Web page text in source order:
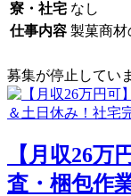
寮・社宅 なし
仕事内容 製菓商材
募集が停止してい
【月収26
査・梱包作